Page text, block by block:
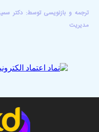
ترجمه و بازنویسی توسط: دکتر
مدیریت